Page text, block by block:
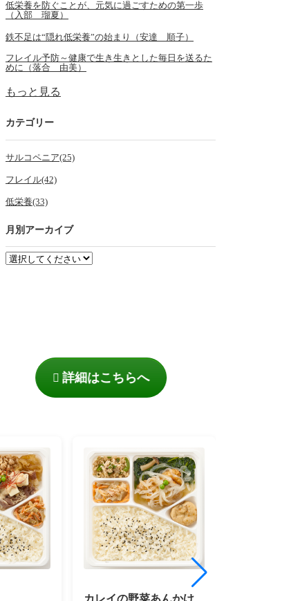
低栄養を防ぐことが、元気に過ごすための第一歩
（入部 瑠夏）
鉄不足は“隠れ低栄養”の始まり（安達 順子）
フレイル予防～健康で生き生きとした毎日を送るた
めに（落合 由美）
もっと見る
カテゴリー
サルコペニア(25)
フレイル(42)
低栄養(33)
月別アーカイブ
詳細はこちらへ
カレイの野菜あんかけ